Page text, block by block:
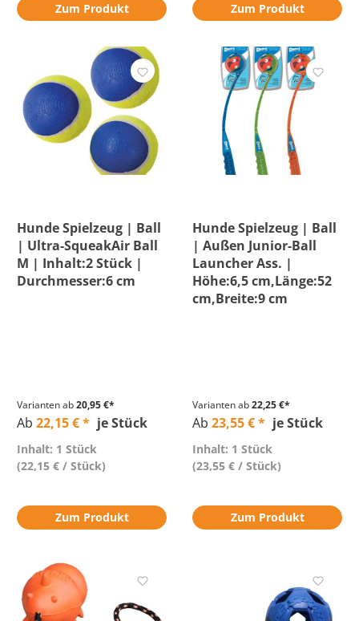
Bewertung mind.
Versandkostenfrei
Zum Produkt Zum Produkt
Hunde Spielzeug | Ball
| Ultra-SqueakAir Ball
M | Inhalt:2 Stück |
Durchmesser:6 cm
Varianten ab20,95 €*
Ab 22,15 € * je Stück
Inhalt: 1 Stück
(22,15 € / Stück)
Zum Produkt
Hunde Spielzeug | Ball
| Außen Junior-Ball
Launcher Ass. |
Höhe:6,5 cm,Länge:52
cm,Breite:9 cm
Varianten ab22,25 €*
Ab 23,55 € * je Stück
Inhalt: 1 Stück
(23,55 € / Stück)
Zum Produkt